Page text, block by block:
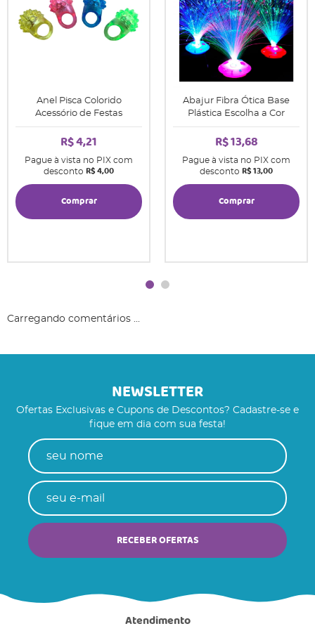
Anel Pisca Colorido
Acessório de Festas
R$ 4,21
Pague à vista no PIX com
desconto R$ 4,00
Comprar
Abajur Fibra Ótica Base
Plástica Escolha a Cor
R$ 13,68
Pague à vista no PIX com
desconto R$ 13,00
Comprar
Carregando comentários ...
NEWSLETTER
Ofertas Exclusivas e Cupons de Descontos? Cadastre-se e
fique em dia com sua festa!
RECEBER OFERTAS
Atendimento